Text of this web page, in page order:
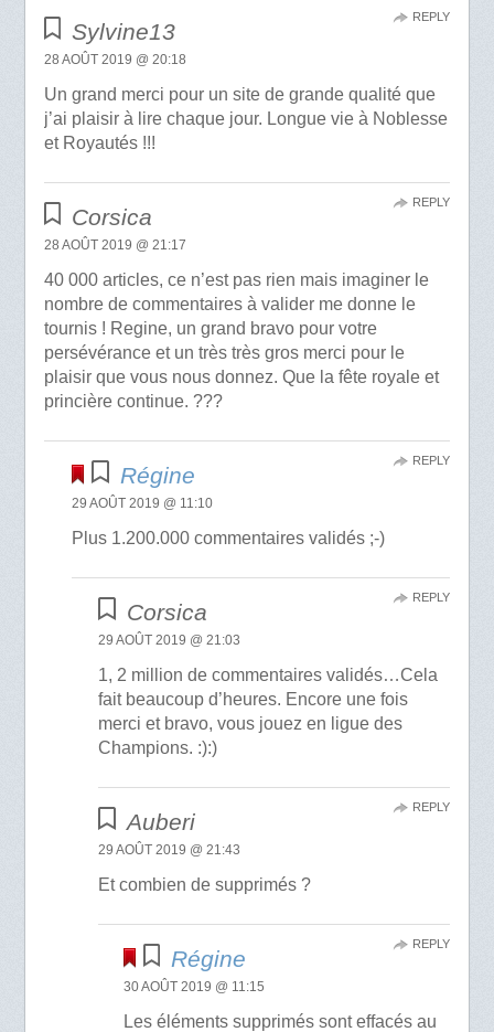
Sylvine13
28 AOÛT 2019 @ 20:18
Un grand merci pour un site de grande qualité que
j’ai plaisir à lire chaque jour. Longue vie à Noblesse
et Royautés !!!
REPLY
Corsica
28 AOÛT 2019 @ 21:17
40 000 articles, ce n’est pas rien mais imaginer le
nombre de commentaires à valider me donne le
tournis ! Regine, un grand bravo pour votre
persévérance et un très très gros merci pour le
plaisir que vous nous donnez. Que la fête royale et
princière continue. ???
REPLY
Régine
29 AOÛT 2019 @ 11:10
Plus 1.200.000 commentaires validés ;-)
REPLY
Corsica
29 AOÛT 2019 @ 21:03
1, 2 million de commentaires validés…Cela
fait beaucoup d’heures. Encore une fois
merci et bravo, vous jouez en ligue des
Champions. :):)
REPLY
Auberi
29 AOÛT 2019 @ 21:43
Et combien de supprimés ?
REPLY
Régine
30 AOÛT 2019 @ 11:15
Les éléments supprimés sont effacés au
REPLY